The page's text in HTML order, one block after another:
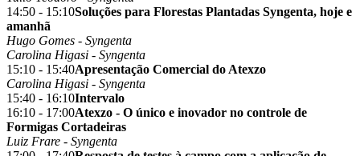
14:50 - 15:10Soluções para Florestas Plantadas Syngenta, hoje e
amanhã
Hugo Gomes - Syngenta
Carolina Higasi - Syngenta
15:10 - 15:40Apresentação Comercial do Atexzo
Carolina Higasi - Syngenta
15:40 - 16:10Intervalo
16:10 - 17:00Atexzo - O único e inovador no controle de
Formigas Cortadeiras
Luiz Frare - Syngenta